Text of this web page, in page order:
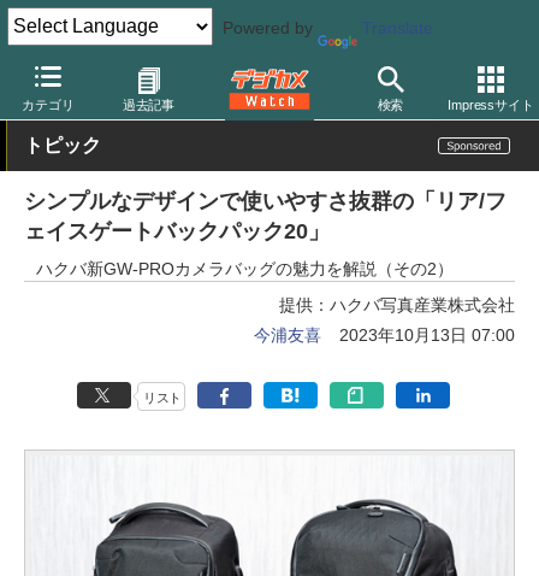
Powered by Translate
カテゴリ 過去記事 検索 Impressサイト
デジカメ Watch 撮影用品 カメラバッグ ハクバ
トピック
シンプルなデザインで使いやすさ抜群の「リア/フ
ェイスゲートバックパック20」
ハクバ新GW-PROカメラバッグの魅力を解説（その2）
提供：ハクバ写真産業株式会社
今浦友喜
2023年10月13日 07:00
リスト